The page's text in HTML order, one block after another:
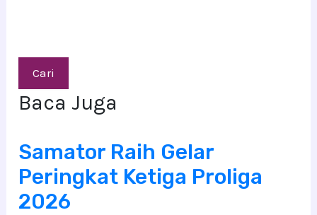
Cari
Baca Juga
Samator Raih Gelar
Peringkat Ketiga Proliga
2026